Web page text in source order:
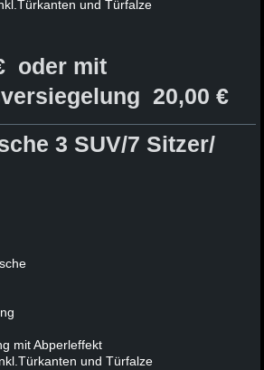
und Türfalze
oder mit
20,00 €
3 SUV/7 Sitzer/
mit Abperleffekt
und Türfalze